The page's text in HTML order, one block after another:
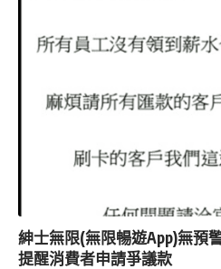
紳士無限(無限暢遊App)無
提醒消費者申請爭議款